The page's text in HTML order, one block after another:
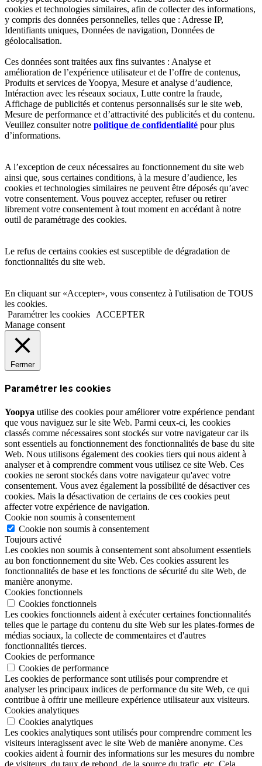
cookies et technologies similaires, afin de collecter des informations,
y compris des données personnelles, telles que : Adresse IP,
Identifiants uniques, Données de navigation, Données de
géolocalisation.
Ces données sont traitées aux fins suivantes : Analyse et
amélioration de l’expérience utilisateur et de l’offre de contenus,
Produits et services de Yoopya, Mesure et analyse d’audience,
Intéraction avec les réseaux sociaux, Lutte contre la fraude,
Affichage de publicités et contenus personnalisés sur le site web,
Mesure de performance et d’attractivité des publicités et du contenu.
Veuillez consulter notre politique de confidentialité pour plus
d’informations.
A l’exception de ceux nécessaires au fonctionnement du site web
ainsi que, sous certaines conditions, à la mesure d’audience, les
cookies et technologies similaires ne peuvent être déposés qu’avec
votre consentement. Vous pouvez accepter, refuser ou retirer
librement votre consentement à tout moment en accédant à notre
outil de paramétrage des cookies.
Le refus de certains cookies est susceptible de dégradation de
fonctionnalités du site web.
En cliquant sur «Accepter», vous consentez à l'utilisation de TOUS
les cookies.
Paramétrer les cookies
ACCEPTER
Manage consent
Fermer
Paramétrer les cookies
Yoopya utilise des cookies pour améliorer votre expérience pendant
que vous naviguez sur le site Web. Parmi ceux-ci, les cookies
classés comme nécessaires sont stockés sur votre navigateur car ils
sont essentiels au fonctionnement des fonctionnalités de base du site
Web. Nous utilisons également des cookies tiers qui nous aident à
analyser et à comprendre comment vous utilisez ce site Web. Ces
cookies ne seront stockés dans votre navigateur qu'avec votre
consentement. Vous avez également la possibilité de désactiver ces
cookies. Mais la désactivation de certains de ces cookies peut
affecter votre expérience de navigation.
Cookie non soumis à consentement
Cookie non soumis à consentement
Toujours activé
Les cookies non soumis à consentement sont absolument essentiels
au bon fonctionnement du site Web. Ces cookies assurent les
fonctionnalités de base et les fonctions de sécurité du site Web, de
manière anonyme.
Cookies fonctionnels
Cookies fonctionnels
Les cookies fonctionnels aident à exécuter certaines fonctionnalités
telles que le partage du contenu du site Web sur les plates-formes de
médias sociaux, la collecte de commentaires et d'autres
fonctionnalités tierces.
Cookies de performance
Cookies de performance
Les cookies de performance sont utilisés pour comprendre et
analyser les principaux indices de performance du site Web, ce qui
contribue à offrir une meilleure expérience utilisateur aux visiteurs.
Cookies analytiques
Cookies analytiques
Les cookies analytiques sont utilisés pour comprendre comment les
visiteurs interagissent avec le site Web de manière anonyme. Ces
cookies aident à fournir des informations sur les mesures du nombre
de visiteurs, du taux de rebond, de la source du trafic, etc. Cela